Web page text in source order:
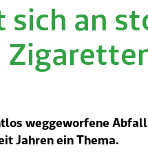
an
weggeworfene
Jahren ein Thema.